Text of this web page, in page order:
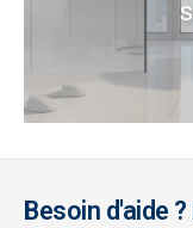
Besoin d'aide